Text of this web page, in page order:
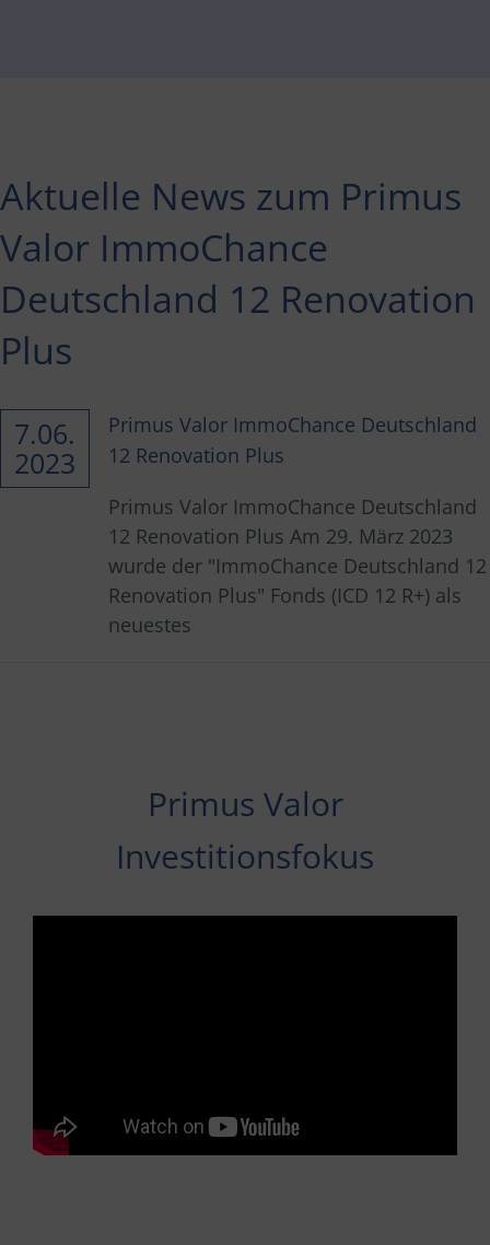
Aktuelle News zum Primus
Valor ImmoChance
Deutschland 12 Renovation
Plus
7.06.
2023
Primus Valor ImmoChance Deutschland
12 Renovation Plus
Primus Valor ImmoChance Deutschland
12 Renovation Plus Am 29. März 2023
wurde der "ImmoChance Deutschland 12
Renovation Plus" Fonds (ICD 12 R+) als
neuestes
Primus Valor
Investitionsfokus